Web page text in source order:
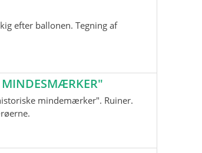
efter ballonen. Tegning af
mindemærker". Ruiner.